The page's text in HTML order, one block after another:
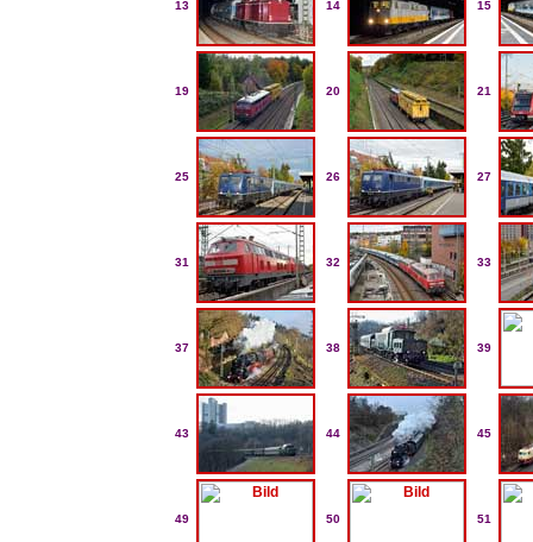
13 14 15
19 20 21
25 26 27
31 32 33
37 38 39
43 44 45
49 50 51